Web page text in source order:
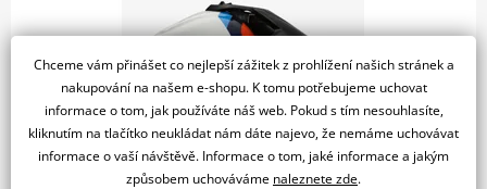
Chceme vám přinášet co nejlepší zážitek z prohlížení našich stránek a
nakupování na našem e-shopu. K tomu potřebujeme uchovat
informace o tom, jak používáte náš web. Pokud s tím nesouhlasíte,
kliknutím na tlačítko neukládat nám dáte najevo, že nemáme uchovávat
informace o vaší návštěvě. Informace o tom, jaké informace a jakým
způsobem uchováváme naleznete zde.